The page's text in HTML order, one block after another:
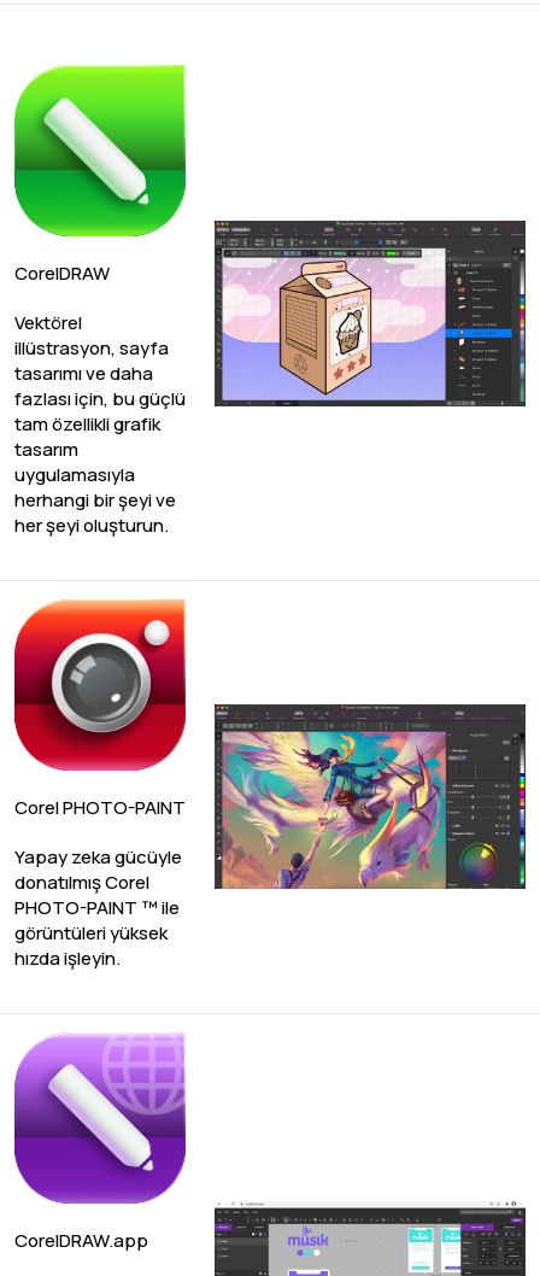
CorelDRAW
Vektörel
illüstrasyon, sayfa
tasarımı ve daha
fazlası için, bu güçlü
tam özellikli grafik
tasarım
uygulamasıyla
herhangi bir şeyi ve
her şeyi oluşturun.
Corel PHOTO-PAINT
Yapay zeka gücüyle
donatılmış Corel
PHOTO-PAINT ™ ile
görüntüleri yüksek
hızda işleyin.
CorelDRAW.app